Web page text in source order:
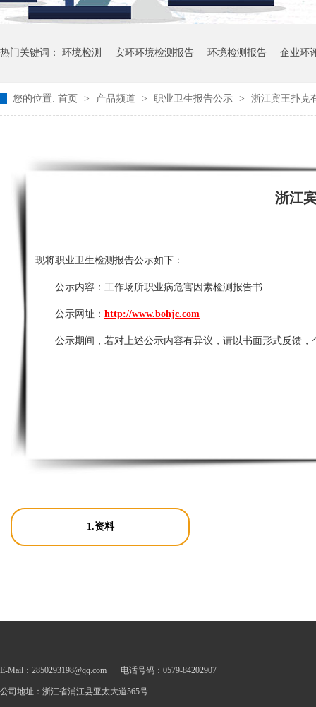
热门关键词： 环境检测 安环环境检测报告 环境检测报告 企业环
您的位置: 首页 > 产品频道 > 职业卫生报告公示 > 浙江宾王扑克
浙江
现将职业卫生检测报告公示如下：
公示内容： 工作场所职业病危害因素检测报告书
公示网址： http://www.bohjc.com
公示期间，若对上述公示内容有异议，请以书面形式反馈，
1.资料
E-Mail：2850293198@qq.com 电话号码：0579-84202907
公司地址：浙江省浦江县亚太大道565号